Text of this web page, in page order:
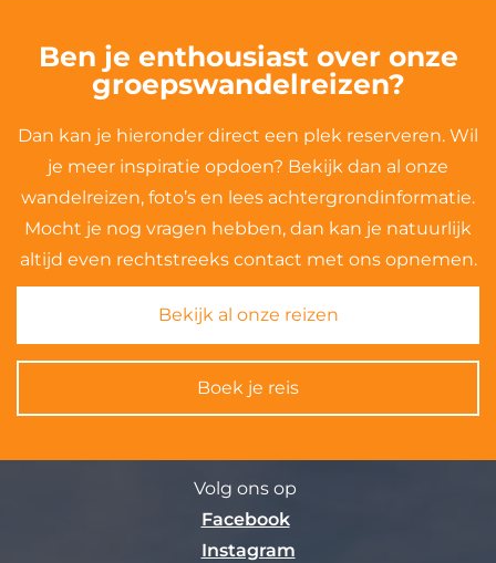
Ben je enthousiast over onze
groepswandelreizen?
Dan kan je hieronder direct een plek reserveren. Wil
je meer inspiratie opdoen? Bekijk dan al onze
wandelreizen, foto’s en lees achtergrondinformatie.
Mocht je nog vragen hebben, dan kan je natuurlijk
altijd even rechtstreeks contact met ons opnemen.
Bekijk al onze reizen
Boek je reis
Volg ons op
Facebook
Instagram